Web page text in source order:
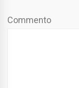
Commento